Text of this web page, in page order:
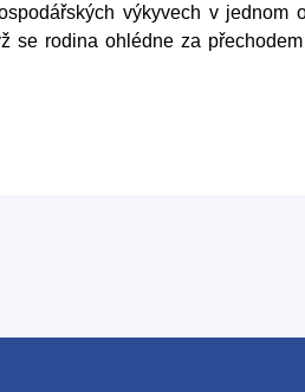
výkyvech v jednom
rodina ohlédne za